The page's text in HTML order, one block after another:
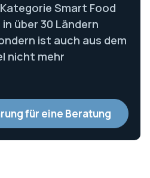
Smart Food
über 30 Ländern
ist auch aus dem
nicht mehr
für eine Beratung